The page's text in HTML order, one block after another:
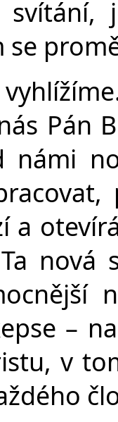
se
Pán
námi
a
nová
–
v